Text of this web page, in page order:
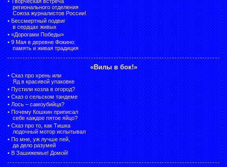
регионального отделения
Союза журналистов России!
• Бессмертный подвиг
в сердцах живых
• «Дорогами Победы»
• 9 Мая в деревне Фокино:
память и живая традиция
«Вилы в бок!»
• Сказ про хрень или
Яд в красивой упаковке
• Пустили козла в огород?
• Сказ о сельском тандеме
• Лось – самоубийца?
• Почему Кошкин приписал
себе каждое пятое яйцо?
• Сказ про то, как Тишка
лодочный мотор испытывал
• По мне, уж лучше пей,
да дело разумей
• В Зашижемье! Домой!